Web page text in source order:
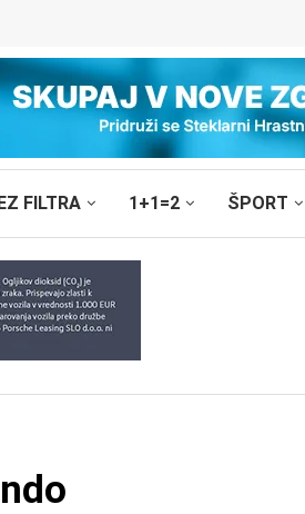
FILTRA 1+1=2 ŠPORT